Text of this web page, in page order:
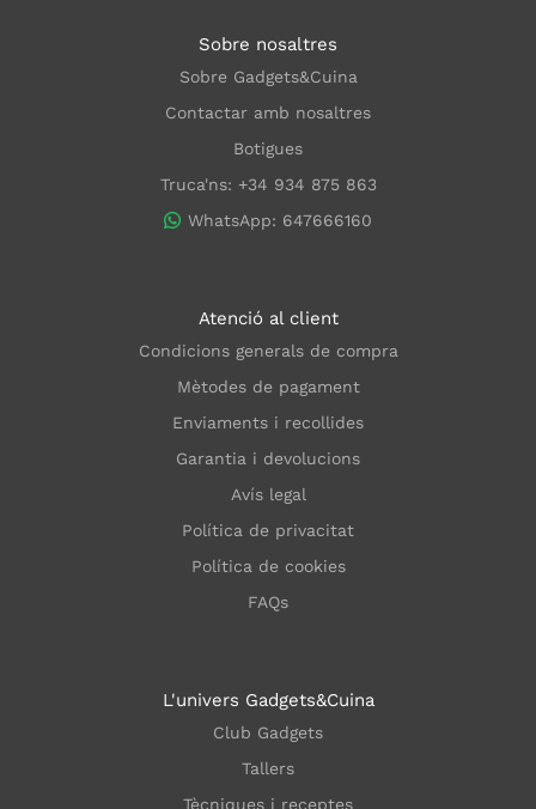
Sobre nosaltres
Sobre Gadgets&Cuina
Contactar amb nosaltres
Botigues
Truca'ns: +34 934 875 863
WhatsApp: 647666160
Atenció al client
Condicions generals de compra
Mètodes de pagament
Enviaments i recollides
Garantia i devolucions
Avís legal
Política de privacitat
Política de cookies
FAQs
L'univers Gadgets&Cuina
Club Gadgets
Tallers
Tècniques i receptes